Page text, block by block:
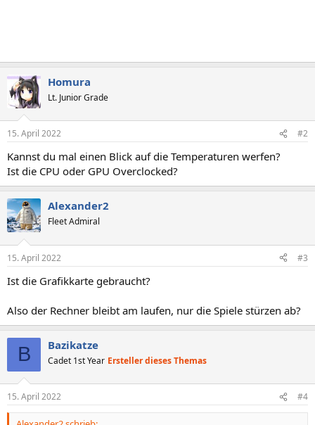
Homura
Lt. Junior Grade
15. April 2022 #2
Kannst du mal einen Blick auf die Temperaturen werfen?
Ist die CPU oder GPU Overclocked?
Alexander2
Fleet Admiral
15. April 2022 #3
Ist die Grafikkarte gebraucht?
Also der Rechner bleibt am laufen, nur die Spiele stürzen ab?
B Bazikatze
Cadet 1st Year Ersteller dieses Themas
15. April 2022 #4